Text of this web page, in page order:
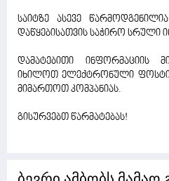
საიტზე ასევე
დაწყებისათვის საჭირო სრული
დამატებითი ინფორმაციის
იხილოთ ელექტრონული
მიმართოთ კომპანიას.
გისურვებთ წარმატებას!